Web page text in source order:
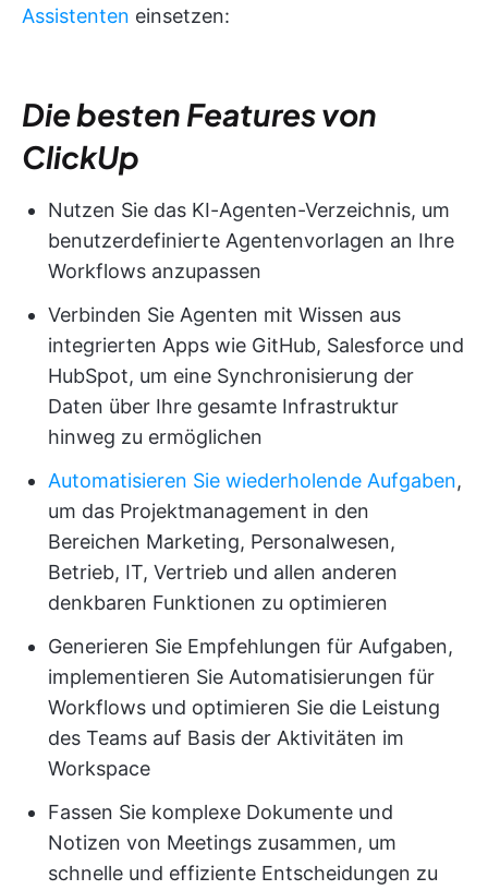
Assistenten einsetzen:
Die besten Features von
ClickUp
Nutzen Sie das KI-Agenten-Verzeichnis, um
benutzerdefinierte Agentenvorlagen an Ihre
Workflows anzupassen
Verbinden Sie Agenten mit Wissen aus
integrierten Apps wie GitHub, Salesforce und
HubSpot, um eine Synchronisierung der
Daten über Ihre gesamte Infrastruktur
hinweg zu ermöglichen
Automatisieren Sie wiederholende Aufgaben,
um das Projektmanagement in den
Bereichen Marketing, Personalwesen,
Betrieb, IT, Vertrieb und allen anderen
denkbaren Funktionen zu optimieren
Generieren Sie Empfehlungen für Aufgaben,
implementieren Sie Automatisierungen für
Workflows und optimieren Sie die Leistung
des Teams auf Basis der Aktivitäten im
Workspace
Fassen Sie komplexe Dokumente und
Notizen von Meetings zusammen, um
schnelle und effiziente Entscheidungen zu